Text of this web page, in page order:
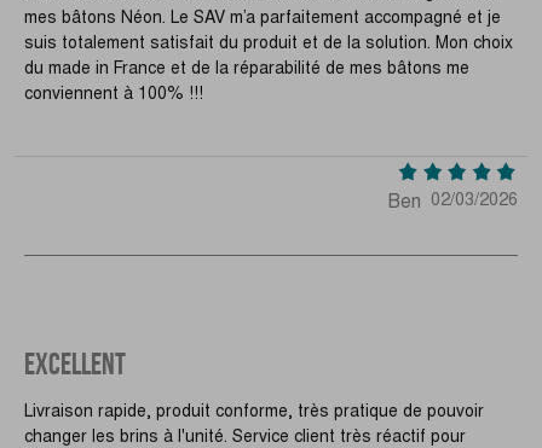
mes bâtons Néon. Le SAV m’a parfaitement accompagné et je
suis totalement satisfait du produit et de la solution. Mon choix
du made in France et de la réparabilité de mes bâtons me
conviennent à 100% !!!
Ben 02/03/2026
EXCELLENT
Livraison rapide, produit conforme, très pratique de pouvoir
changer les brins à l'unité. Service client très réactif pour